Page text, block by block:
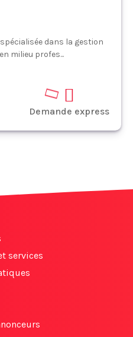
dans la gestion
milieu profes...
Demande express
services